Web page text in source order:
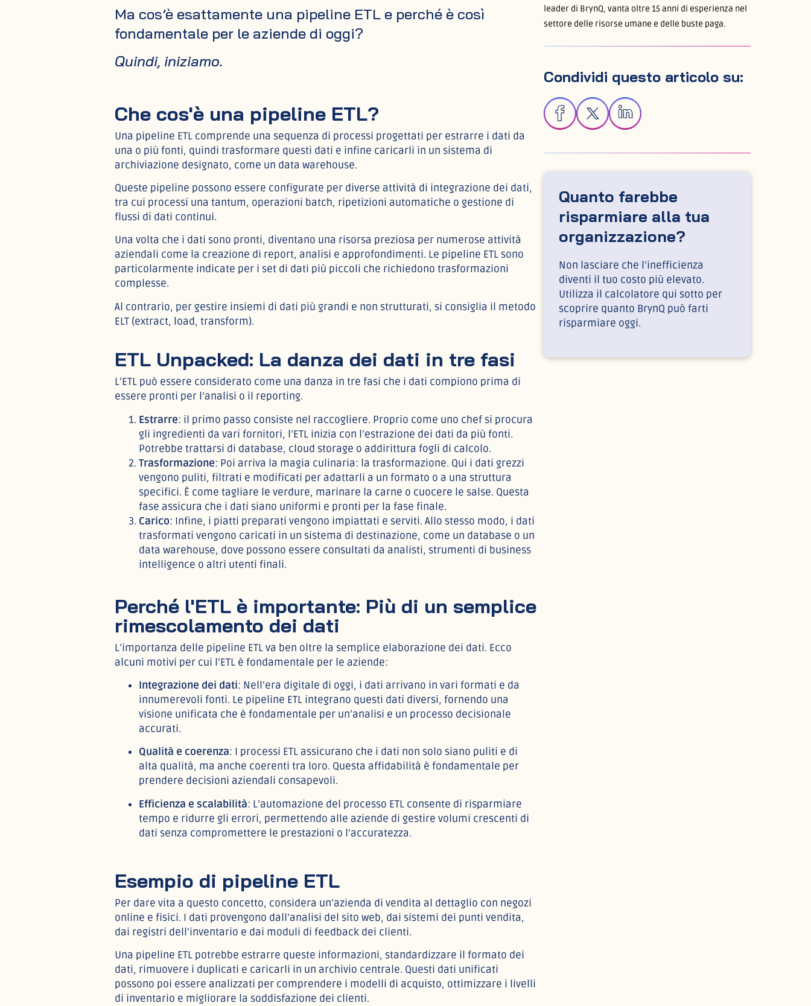
Ma cos’è esattamente una pipeline ETL e perché è così
fondamentale per le aziende di oggi?
Quindi, iniziamo.
Che cos'è una pipeline ETL?
Una pipeline ETL comprende una sequenza di processi progettati per estrarre i dati da
una o più fonti, quindi trasformare questi dati e infine caricarli in un sistema di
archiviazione designato, come un data warehouse.
Queste pipeline possono essere configurate per diverse attività di integrazione dei dati,
tra cui processi una tantum, operazioni batch, ripetizioni automatiche o gestione di
flussi di dati continui.
Una volta che i dati sono pronti, diventano una risorsa preziosa per numerose attività
aziendali come la creazione di report, analisi e approfondimenti. Le pipeline ETL sono
particolarmente indicate per i set di dati più piccoli che richiedono trasformazioni
complesse.
Al contrario, per gestire insiemi di dati più grandi e non strutturati, si consiglia il metodo
ELT (extract, load, transform).
ETL Unpacked: La danza dei dati in tre fasi
L’ETL può essere considerato come una danza in tre fasi che i dati compiono prima di
essere pronti per l’analisi o il reporting.
Estrarre: il primo passo consiste nel raccogliere. Proprio come uno chef si procura
gli ingredienti da vari fornitori, l’ETL inizia con l’estrazione dei dati da più fonti.
Potrebbe trattarsi di database, cloud storage o addirittura fogli di calcolo.
Trasformazione: Poi arriva la magia culinaria: la trasformazione. Qui i dati grezzi
vengono puliti, filtrati e modificati per adattarli a un formato o a una struttura
specifici. È come tagliare le verdure, marinare la carne o cuocere le salse. Questa
fase assicura che i dati siano uniformi e pronti per la fase finale.
Carico: Infine, i piatti preparati vengono impiattati e serviti. Allo stesso modo, i dati
trasformati vengono caricati in un sistema di destinazione, come un database o un
data warehouse, dove possono essere consultati da analisti, strumenti di business
intelligence o altri utenti finali.
Perché l'ETL è importante: Più di un semplice
rimescolamento dei dati
L’importanza delle pipeline ETL va ben oltre la semplice elaborazione dei dati. Ecco
alcuni motivi per cui l’ETL è fondamentale per le aziende:
Integrazione dei dati: Nell’era digitale di oggi, i dati arrivano in vari formati e da
innumerevoli fonti. Le pipeline ETL integrano questi dati diversi, fornendo una
visione unificata che è fondamentale per un’analisi e un processo decisionale
accurati.
Qualità e coerenza: I processi ETL assicurano che i dati non solo siano puliti e di
alta qualità, ma anche coerenti tra loro. Questa affidabilità è fondamentale per
prendere decisioni aziendali consapevoli.
Efficienza e scalabilità: L’automazione del processo ETL consente di risparmiare
tempo e ridurre gli errori, permettendo alle aziende di gestire volumi crescenti di
dati senza compromettere le prestazioni o l’accuratezza.
Esempio di pipeline ETL
Per dare vita a questo concetto, considera un’azienda di vendita al dettaglio con negozi
online e fisici. I dati provengono dall’analisi del sito web, dai sistemi dei punti vendita,
dai registri dell’inventario e dai moduli di feedback dei clienti.
Una pipeline ETL potrebbe estrarre queste informazioni, standardizzare il formato dei
dati, rimuovere i duplicati e caricarli in un archivio centrale. Questi dati unificati
possono poi essere analizzati per comprendere i modelli di acquisto, ottimizzare i livelli
di inventario e migliorare la soddisfazione dei clienti.
leader di BrynQ, vanta oltre 15 anni di esperienza nel
settore delle risorse umane e delle buste paga.
Condividi questo articolo su:
Quanto farebbe
risparmiare alla tua
organizzazione?
Non lasciare che l’inefficienza
diventi il tuo costo più elevato.
Utilizza il calcolatore qui sotto per
scoprire quanto BrynQ può farti
risparmiare oggi.